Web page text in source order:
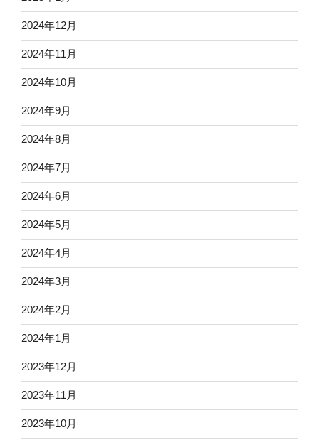
2024年12月
2024年11月
2024年10月
2024年9月
2024年8月
2024年7月
2024年6月
2024年5月
2024年4月
2024年3月
2024年2月
2024年1月
2023年12月
2023年11月
2023年10月